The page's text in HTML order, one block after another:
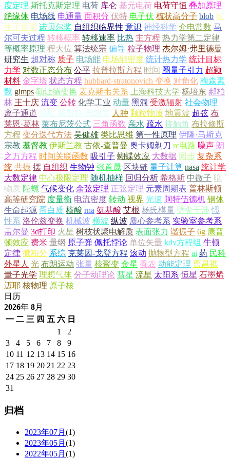
度定理 斯托克斯定理 电荷 库仑 基元电荷 电荷守恒 叠加原理
绝缘体 电场线 电通量 面积分 伏特 电子伏 梳状高分子 blob 双
生子佯谬 诺贝尔奖 自组织临界性 意识 神经科学 介电常数 马
尔可夫过程 转移概率 转移速率 比热 主方程 热力学第二定律
等概率原理 程大位 算法统宗 偏导 粒子物理 杰尔姆·弗里德曼
研究生 超对称 质子 电场能 电场能密度 统计热力学 统计目标
力学 对数正态分布 公平 拉普拉斯方程 时间 圈量子引力 超颖
材料 金字塔 状态方程 hubbard-stratonovich 变换 对角化 梅森素
数 gimps 勒让德变换 麦克斯韦关系 上海科技大学 杨培东 郝柏
林 王十庆 流变 公转 化学工业 动量 黑洞 受激辐射 社会物理
离子通道 泊松-能斯特-普朗克 人种 颗粒物质 地震波 超弦 布
莱恩·葛林 莱布尼茨公式 三角函数 亲水 疏水 接触角 布拉修斯
方程 变分迭代方法 吴健雄 类比思维 第一性原理 伊隆·马斯克
宗教 基督教 伊斯兰教 古依-查普曼 奥卡姆剃刀 rc电路 噪声 朗
之万方程 时间关联函数 吸引子 蝴蝶效应 大数据 同步 复杂系
统 共振 摆 自组织 生物钟 张首晟 区块链 量子计算 nasa 统计学
大数定律 中心极限定理 随机抽样 回归分析 希格斯 中微子 暗
物质 陀螺 气候变化 余弦定理 正弦定理 元素周期表 普林斯顿
高等研究院 度量衡 电流密度 转动 视界 光速 阿特伍德机 钢体
生命起源 蛋白质 核酸 rna 氨基酸 艾根 杨氏模量 劈尖干涉 惯
性系 洛伦兹变换 机械波 横波 纵波 质心参考系 实验室参考系
盖尔曼 3d打印 火星 树枝状聚电解质 表面张力 谐振子 6g 康普
顿效应 费米 量纲 原子弹 佩托悖论 单位矢量 kdv方程组 牛顿
定律 微积分 系综 克莱因-戈登方程 滚动 抛物型方程 ai 药 民科
外星人 光 布朗运动 张量 核聚变 金星 香农 动能定理 曹昌祺
量子光学 理想气体 分子动理论 彗星 流星 太阳系 恒星 石墨烯
迈耶 核物理 原子核
日历
2026年 8月
一 二 三 四 五 六 日
1
2
3
4 5 6 7 8
9
10 11 12 13 14 15 16
17 18 19 20 21 22 23
24 25 26 27 28 29 30
31
归档
2023年07月 (1)
2023年05月 (1)
2022年05月 (1)